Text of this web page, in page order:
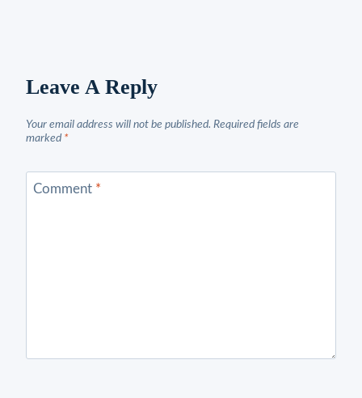
Leave A Reply
Your email address will not be published. Required fields are
marked *
Comment *